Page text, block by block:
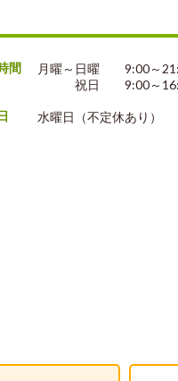
間
月曜～日曜 9:00～
祝日 9:00～
水曜日（不定休あり）